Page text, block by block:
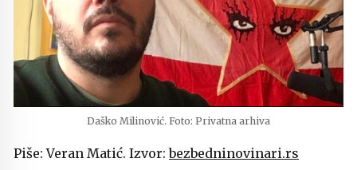
Daško Milinović. Foto: Privatna arhiva
Piše: Veran Matić. Izvor:bezbedninovinari.rs